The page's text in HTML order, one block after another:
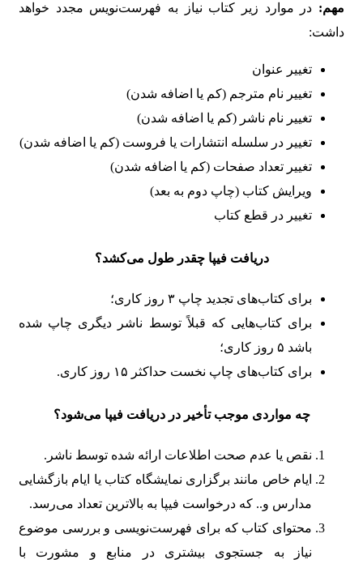
مهم: در موارد زیر کتاب نیاز به فهرست‌نویس مجدد خواهد
داشت:
تغییر عنوان
تغییر نام مترجم (کم یا اضافه شدن)‌
تغییر نام ناشر (کم یا اضافه شدن)‌
تغییر در سلسله انتشارات یا فروست (کم یا اضافه شدن)‌
تغییر تعداد صفحات (کم یا اضافه شدن)
ویرایش کتاب (چاپ دوم به بعد)‌
تغییر در قطع کتاب
دریافت فیپا چقدر طول می‌کشد؟
برای کتاب‌های تجدید چاپ ۳ روز کاری؛
برای کتاب‌هایی که قبلاً توسط ناشر دیگری چاپ شده
باشد ۵ روز کاری؛
برای کتاب‌های چاپ نخست حداکثر ۱۵ روز کاری.
چه مواردی موجب تأخیر در دریافت فیپا می‌شود؟
نقص یا عدم صحت اطلاعات ارائه شده توسط ناشر.
ایام خاص مانند برگزاری نمایشگاه کتاب یا ایام بازگشایی
مدارس و.. که درخواست فیپا به بالاترین تعداد می‌رسد.
محتوای کتاب که برای فهرست‌نویسی و بررسی موضوع
نیاز به جستجوی بیشتری در منابع و مشورت با